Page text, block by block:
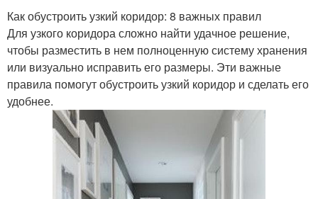
Как обустроить узкий коридор: 8 важных правил
Для узкого коридора сложно найти удачное решение,
чтобы разместить в нем полноценную систему хранения
или визуально исправить его размеры. Эти важные
правила помогут обустроить узкий коридор и сделать его
удобнее.